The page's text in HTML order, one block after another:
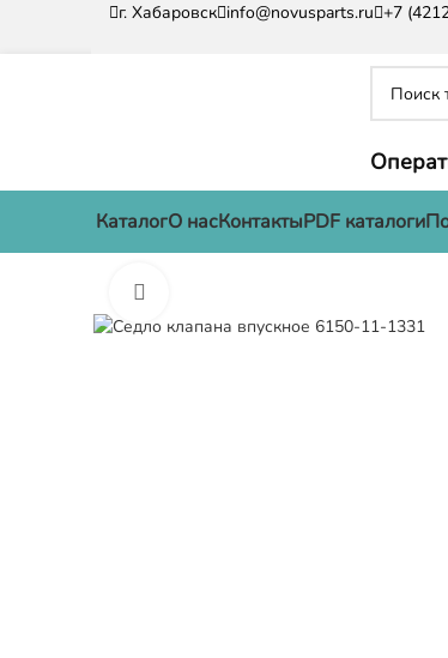
г. Хабаровск info@novusparts.ru +7
КаталогО насКонтактыPDF каталоги